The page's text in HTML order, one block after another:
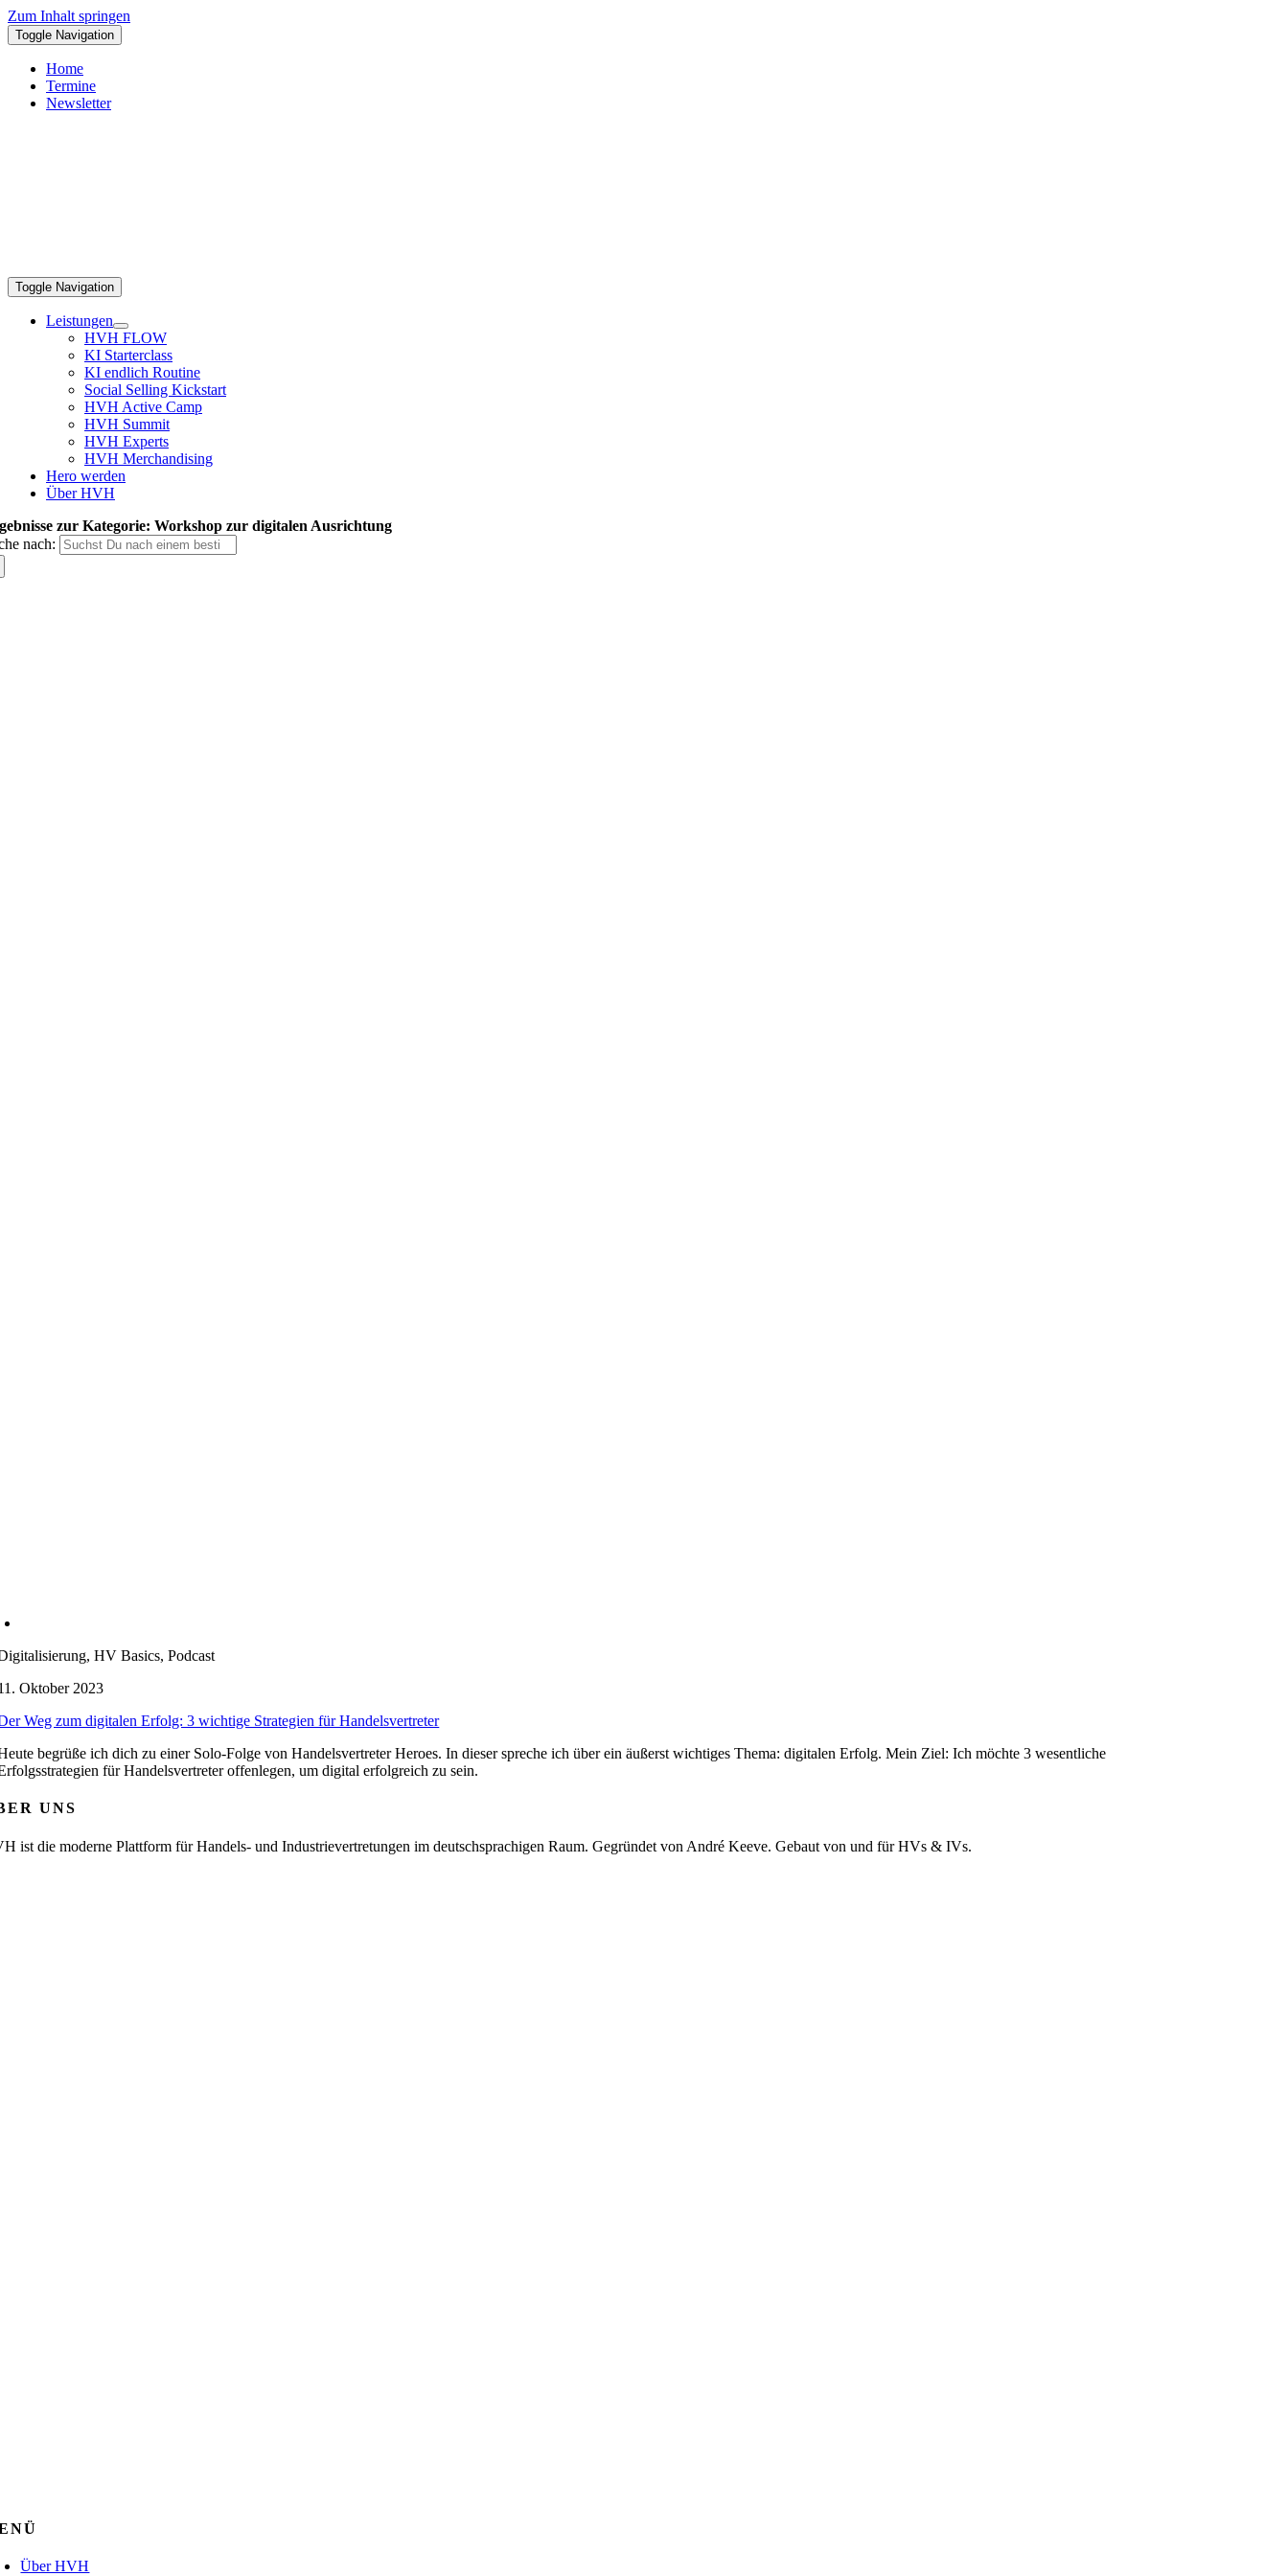
Zum Inhalt springen
Toggle Navigation
Home
Termine
Newsletter
Toggle Navigation
Leistungen
HVH FLOW
KI Starterclass
KI endlich Routine
Social Selling Kickstart
HVH Active Camp
HVH Summit
HVH Experts
HVH Merchandising
Hero werden
Über HVH
zur Kategorie: Workshop zur digitalen Ausrichtung
nach:
HV Basics, Podcast
Oktober 2023
Weg zum digitalen Erfolg: 3 wichtige Strategien für Handelsvertreter
begrüße ich dich zu einer Solo-Folge von Handelsvertreter Heroes. In dieser spreche ich über ein äußerst wichtiges Thema: digitalen Erfolg. Mein Ziel: Ich möchte 3 wesentliche
für Handelsvertreter offenlegen, um digital erfolgreich zu sein.
UNS
ist die moderne Plattform für Handels- und Industrievertretungen im deutschsprachigen Raum. Gegründet von André Keeve. Gebaut von und für HVs & IVs.
Über HVH